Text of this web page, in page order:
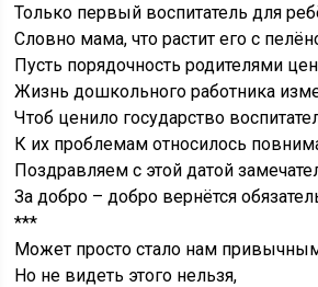
Только первый воспитатель для
Словно мама, что растит его с
Пусть порядочность родителями
Жизнь дошкольного работника
Чтоб ценило государство
К их проблемам относилось
Поздравляем с этой датой
За добро – добро вернётся
***
Может просто стало нам
Но не видеть этого нельзя,